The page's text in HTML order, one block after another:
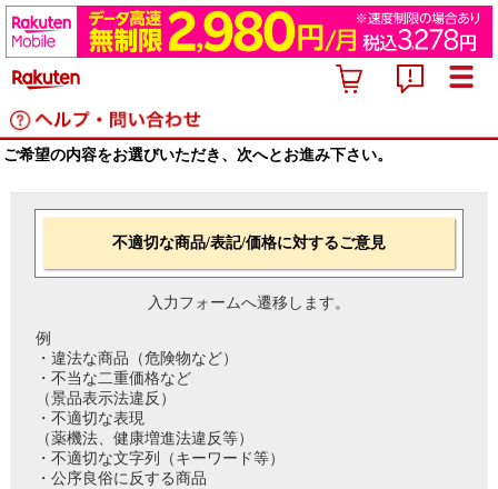
ご希望の内容をお選びいただき、次へとお進み下さい。
不適切な商品/表記/価格に対するご意見
入力フォームへ遷移します。
例
・違法な商品（危険物など）
・不当な二重価格など
（景品表示法違反）
・不適切な表現
（薬機法、健康増進法違反等）
・不適切な文字列（キーワード等）
・公序良俗に反する商品